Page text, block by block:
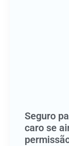
Seguro
caro se